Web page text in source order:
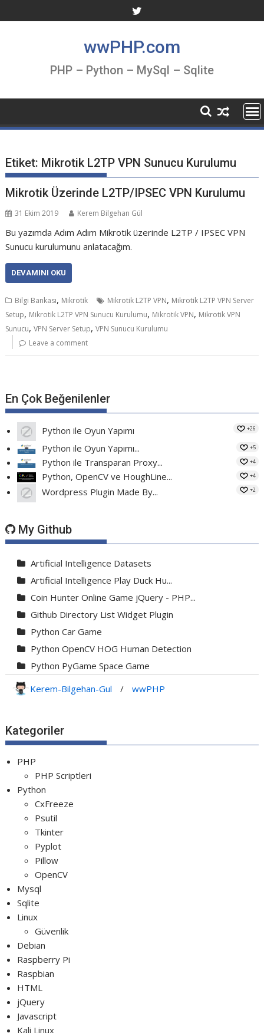
to
wwPHP.com
PHP – Python – MySql – Sqlite
Etiket: Mikrotik L2TP VPN Sunucu Kurulumu
Mikrotik Üzerinde L2TP/IPSEC VPN Kurulumu
31 Ekim 2019 Kerem Bilgehan Gül
Bu yazımda Adım Adım Mikrotik üzerinde L2TP / IPSEC VPN
Sunucu kurulumunu anlatacağım.
DEVAMINI OKU
Bilgi Bankası, Mikrotik Mikrotik L2TP VPN, Mikrotik L2TP VPN Server
Setup, Mikrotik L2TP VPN Sunucu Kurulumu, Mikrotik VPN, Mikrotik VPN
Sunucu,VPN Server Setup,VPN Sunucu Kurulumu
Leave a comment
En Çok Beğenilenler
Python ile Oyun Yapımı +26
Python ile Oyun Yapımı... +5
Python ile Transparan Proxy... +4
Python, OpenCV ve HoughLine... +4
Wordpress Plugin Made By... +2
My Github
Artificial Intelligence Datasets
Artificial Intelligence Play Duck Hu...
Coin Hunter Online Game jQuery - PHP...
Github Directory List Widget Plugin
Python Car Game
Python OpenCV HOG Human Detection
Python PyGame Space Game
Python PyGame Yılan Oyunu - Snake G...
Python Transparent Proxy Server
Kerem-Bilgehan-Gul / wwPHP
Kategoriler
PHP
PHP Scriptleri
Python
CxFreeze
Psutil
Tkinter
Pyplot
Pillow
OpenCV
Mysql
Sqlite
Linux
Güvenlik
Debian
Raspberry Pi
Raspbian
HTML
jQuery
Javascript
Kali Linux